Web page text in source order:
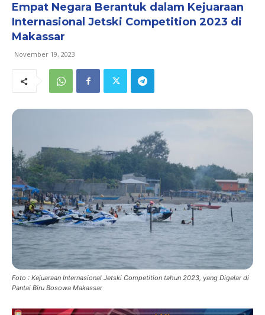
Empat Negara Berantuk dalam Kejuaraan
Internasional Jetski Competition 2023 di
Makassar
November 19, 2023
Foto : Kejuaraan Internasional Jetski Competition tahun 2023, yang Digelar di
Pantai Biru Bosowa Makassar